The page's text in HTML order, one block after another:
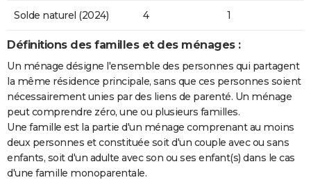
Solde naturel (2024) 4 1
Définitions des familles et des ménages :
Un ménage désigne l'ensemble des personnes qui partagent
la même résidence principale, sans que ces personnes soient
nécessairement unies par des liens de parenté. Un ménage
peut comprendre zéro, une ou plusieurs familles.
Une famille est la partie d'un ménage comprenant au moins
deux personnes et constituée soit d'un couple avec ou sans
enfants, soit d'un adulte avec son ou ses enfant(s) dans le cas
d'une famille monoparentale.